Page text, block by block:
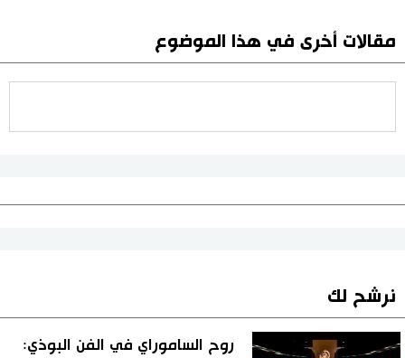
مقالات أخرى في هذا الموضوع
نرشح لك
روح الساموراي في الفن البوذي: